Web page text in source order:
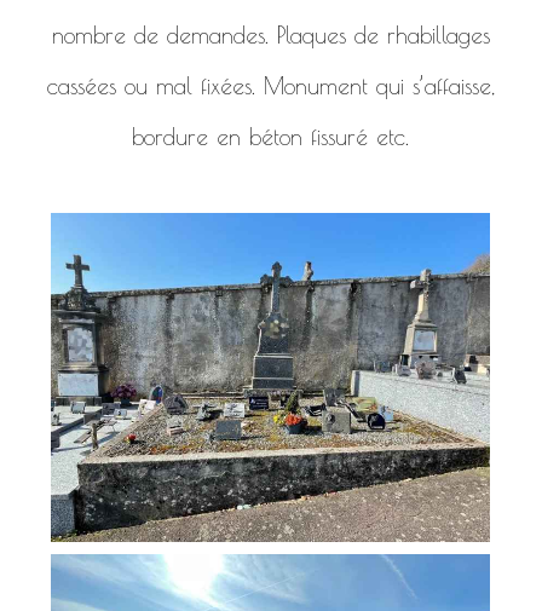
nombre de demandes. Plaques de rhabillages
cassées ou mal fixées. Monument qui s’affaisse,
bordure en béton fissuré etc.